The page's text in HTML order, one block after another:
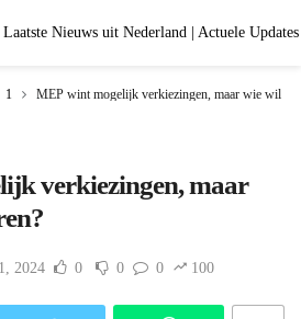
1 MEP wint mogelijk verkiezingen, maar wie wil
verkiezingen, maar
2024 0 0 0 100